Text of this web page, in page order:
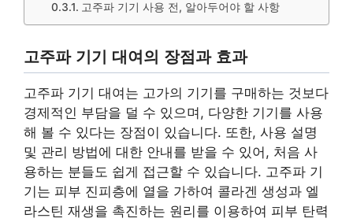
고주파 기기 사용 전, 알아두어야 할 사항
고주파 기기 대여의 장점과 효과
고주파 기기 대여는 고가의 기기를 구매하는 것보다
경제적인 부담을 덜 수 있으며, 다양한 기기를 사용
해 볼 수 있다는 장점이 있습니다. 또한, 사용 설명
및 관리 방법에 대한 안내를 받을 수 있어, 처음 사
용하는 분들도 쉽게 접근할 수 있습니다. 고주파 기
기는 피부 진피층에 열을 가하여 콜라겐 생성과 엘
라스틴 재생을 촉진하는 원리를 이용하여 피부 탄력